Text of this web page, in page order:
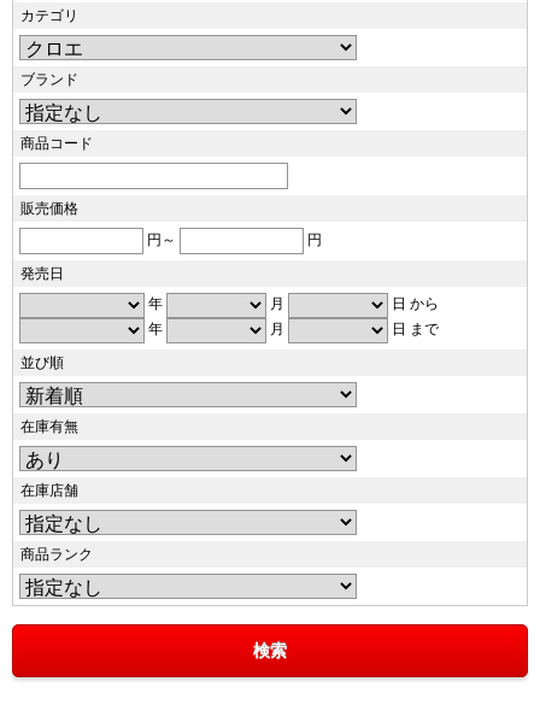
カテゴリ
ブランド
商品コード
販売価格
円～
円
発売日
年
月
日 から
年
月
日 まで
並び順
在庫有無
在庫店舗
商品ランク